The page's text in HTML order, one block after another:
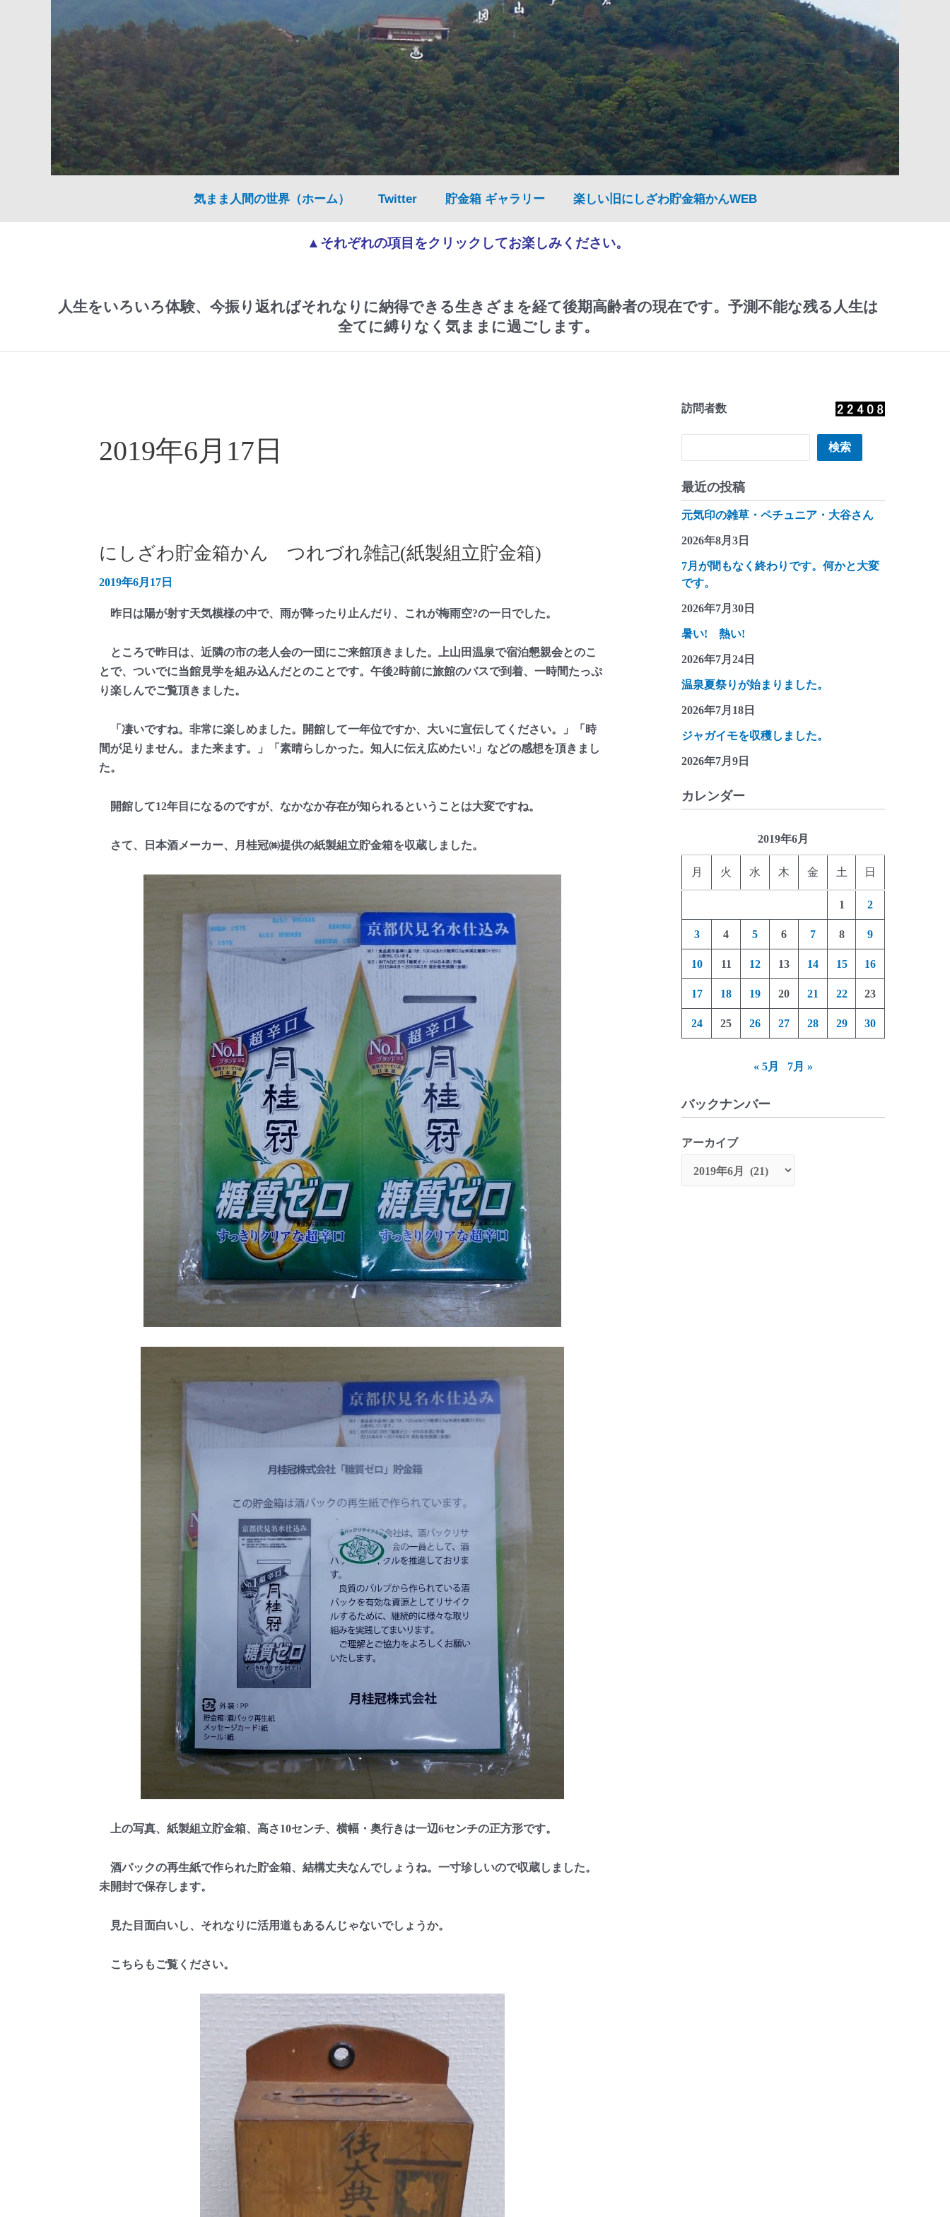
気まま人間の世界（ホーム） Twitter 貯金箱 ギャラリー 楽しい旧にしざわ貯金箱かんWEB
▲それぞれの項目をクリックしてお楽しみください。
人生をいろいろ体験、今振り返ればそれなりに納得できる生きざまを経て後期高齢者の現在です。予測不能な残る人生は
全てに縛りなく気ままに過ごします。
2019年6月17日
にしざわ貯金箱かん つれづれ雑記(紙製組立貯金箱)
2019年6月17日
昨日は陽が射す天気模様の中で、雨が降ったり止んだり、これが梅雨空?の一日でした。
ところで昨日は、近隣の市の老人会の一団にご来館頂きました。上山田温泉で宿泊懇親会とのこ
とで、ついでに当館見学を組み込んだとのことです。午後2時前に旅館のバスで到着、一時間たっぷ
り楽しんでご覧頂きました。
「凄いですね。非常に楽しめました。開館して一年位ですか、大いに宣伝してください。」「時
間が足りません。また来ます。」「素晴らしかった。知人に伝え広めたい!」などの感想を頂きまし
た。
開館して12年目になるのですが、なかなか存在が知られるということは大変ですね。
さて、日本酒メーカー、月桂冠㈱提供の紙製組立貯金箱を収蔵しました。
上の写真、紙製組立貯金箱、高さ10センチ、横幅・奥行きは一辺6センチの正方形です。
酒パックの再生紙で作られた貯金箱、結構丈夫なんでしょうね。一寸珍しいので収蔵しました。
未開封で保存します。
見た目面白いし、それなりに活用道もあるんじゃないでしょうか。
こちらもご覧ください。
訪問者数
検索
最近の投稿
元気印の雑草・ペチュニア・大谷さん
2026年8月3日
7月が間もなく終わりです。何かと大変
です。
2026年7月30日
暑い! 熱い!
2026年7月24日
温泉夏祭りが始まりました。
2026年7月18日
ジャガイモを収穫しました。
2026年7月9日
カレンダー
2019年6月
月 火 水 木 金 土 日
1 2
3 4 5 6 7 8 9
10 11 12 13 14 15 16
17 18 19 20 21 22 23
24 25 26 27 28 29 30
« 5月 7月 »
バックナンバー
アーカイブ